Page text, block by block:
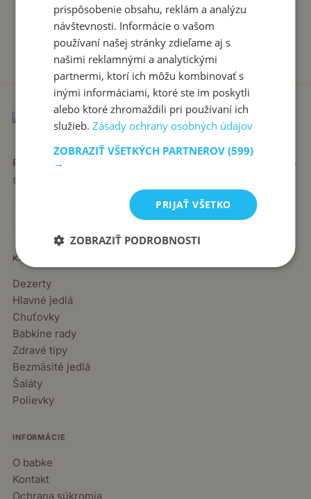
Recepty píše babka Stanka. Jednoduché, poctivé jedlá zo
slovenskej kuchyne, ktoré sa vždy podaria.
KATEGÓRIE
Dezerty
Hlavné jedlá
Chuťovky
Babkine rady
Zdravé tipy
Bezmäsité jedlá
Šaláty
Polievky
INFORMÁCIE
O babke
Kontakt
Ochrana súkromia
prispôsobenie obsahu, reklám a analýzu
návštevnosti. Informácie o vašom
používaní našej stránky zdieľame aj s
našimi reklamnými a analytickými
partnermi, ktorí ich môžu kombinovať s
inými informáciami, ktoré ste im poskytli
alebo ktoré zhromaždili pri používaní ich
služieb.Zásady ochrany osobných údajov
ZOBRAZIŤ VŠETKÝCH PARTNEROV(599)
→
PRIJAŤ VŠETKO
ZOBRAZIŤ PODROBNOSTI